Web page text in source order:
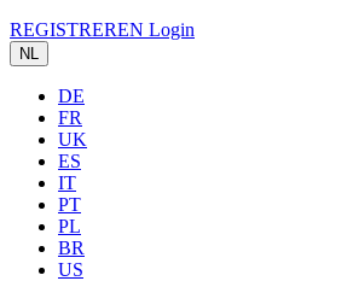
REGISTREREN Login
NL
DE
FR
UK
ES
IT
PT
PL
BR
US